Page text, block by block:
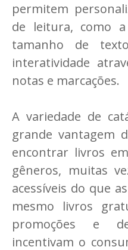
permitem
de leitura, como
tamanho de
interatividade
notas e marcações.
A variedade de
grande vantagem
encontrar livros
gêneros, muitas
acessíveis do que
mesmo livros
promoções e
incentivam o